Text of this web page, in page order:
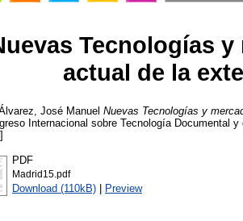
Tecnologías
actual de la
José Manuel Nuevas Tecnologías y
Internacional sobre Tecnología Documental
PDF
Madrid15.pdf
Download (110kB) | Preview